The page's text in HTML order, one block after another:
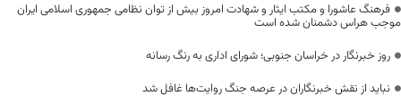
فرهنگ عاشورا و مکتب ایثار و شهادت امروز بیش از توان نظامی جمهوری اسلامی ایران
موجب هراس دشمنان شده است
روز خبرنگار در خراسان جنوبی؛ شورای اداری به رنگ رسانه
نباید از نقش خبرنگاران در عرصه جنگ روایت‌ها غافل شد